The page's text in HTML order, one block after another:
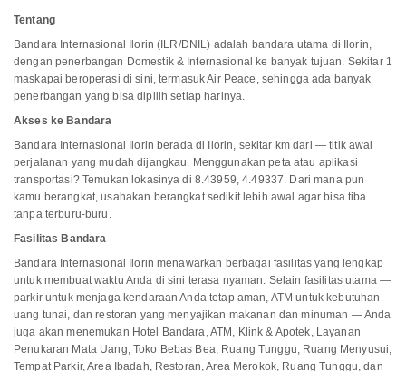
Tentang
Bandara Internasional Ilorin (ILR/DNIL) adalah bandara utama di Ilorin,
dengan penerbangan Domestik & Internasional ke banyak tujuan. Sekitar 1
maskapai beroperasi di sini, termasuk Air Peace, sehingga ada banyak
penerbangan yang bisa dipilih setiap harinya.
Akses ke Bandara
Bandara Internasional Ilorin berada di Ilorin, sekitar km dari — titik awal
perjalanan yang mudah dijangkau. Menggunakan peta atau aplikasi
transportasi? Temukan lokasinya di 8.43959, 4.49337. Dari mana pun
kamu berangkat, usahakan berangkat sedikit lebih awal agar bisa tiba
tanpa terburu-buru.
Fasilitas Bandara
Bandara Internasional Ilorin menawarkan berbagai fasilitas yang lengkap
untuk membuat waktu Anda di sini terasa nyaman. Selain fasilitas utama —
parkir untuk menjaga kendaraan Anda tetap aman, ATM untuk kebutuhan
uang tunai, dan restoran yang menyajikan makanan dan minuman — Anda
juga akan menemukan Hotel Bandara, ATM, Klink & Apotek, Layanan
Penukaran Mata Uang, Toko Bebas Bea, Ruang Tunggu, Ruang Menyusui,
Tempat Parkir, Area Ibadah, Restoran, Area Merokok, Ruang Tunggu, dan